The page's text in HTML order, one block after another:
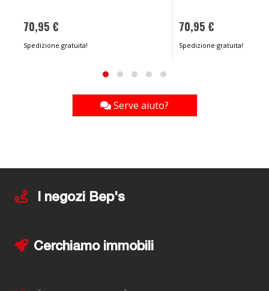
70,95 €
Spedizione gratuita!
70,95 €
Spedizione gratuita!
Serve aiuto?
I negozi Bep's
Cerchiamo immobili